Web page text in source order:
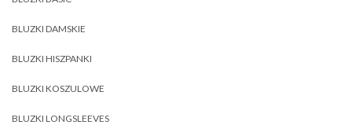
BLUZKI DAMSKIE
BLUZKI HISZPANKI
BLUZKI KOSZULOWE
BLUZKI LONGSLEEVES